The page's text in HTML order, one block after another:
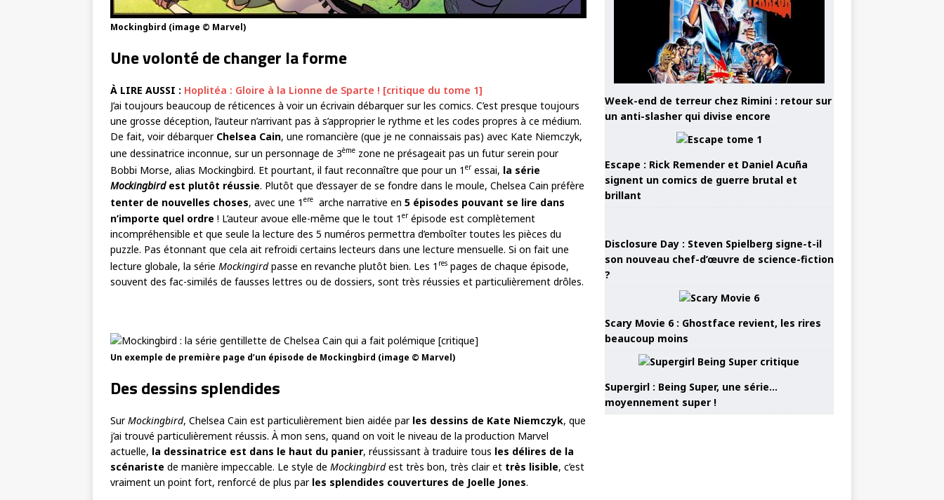
Mockingbird (image © Marvel)
Une volonté de changer la forme
À LIRE AUSSI : Hoplitéa : Gloire à la Lionne de Sparte ! [critique du tome 1]
J’ai toujours beaucoup de réticences à voir un écrivain débarquer sur les comics. C’est presque toujours
une grosse déception, l’auteur n’arrivant pas à s’approprier le rythme et les codes propres à ce médium.
De fait, voir débarquer Chelsea Cain, une romancière (que je ne connaissais pas) avec Kate Niemczyk,
une dessinatrice inconnue, sur un personnage de 3ème zone ne présageait pas un futur serein pour
Bobbi Morse, alias Mockingbird. Et pourtant, il faut reconnaître que pour un 1 eressai, la série
Mockingbirdest plutôt réussie. Plutôt que d’essayer de se fondre dans le moule, Chelsea Cain préfère
tenter de nouvelles choses, avec une 1 ere arche narrative en 5 épisodes pouvant se lire dans
n’importe quel ordre ! L’auteur avoue elle-même que le tout 1 erépisode est complètement
incompréhensible et que seule la lecture des 5 numéros permettra d’emboîter toutes les pièces du
puzzle. Pas étonnant que cela ait refroidi certains lecteurs dans une lecture mensuelle. Si on fait une
lecture globale, la série Mockingirdpasse en revanche plutôt bien. Les 1 res pages de chaque épisode,
souvent des fac-similés de fausses lettres ou de dossiers, sont très réussies et particulièrement drôles.
Un exemple de première page d’un épisode de Mockingbird (image © Marvel)
Des dessins splendides
SurMockingbird, Chelsea Cain est particulièrement bien aidée par les dessins de Kate Niemczyk, que
j’ai trouvé particulièrement réussis. À mon sens, quand on voit le niveau de la production Marvel
actuelle, la dessinatrice est dans le haut du panier, réussissant à traduire tous les délires de la
scénariste de manière impeccable. Le style de Mockingbirdest très bon, très clair et très lisible, c’est
vraiment un point fort, renforcé de plus par les splendides couvertures de Joelle Jones.
Week-end de terreur chez Rimini : retour sur
un anti-slasher qui divise encore
Escape : Rick Remender et Daniel Acuña
signent un comics de guerre brutal et
brillant
Disclosure Day : Steven Spielberg signe-t-il
son nouveau chef-d’œuvre de science-fiction
?
Scary Movie 6 : Ghostface revient, les rires
beaucoup moins
Supergirl : Being Super, une série…
moyennement super !